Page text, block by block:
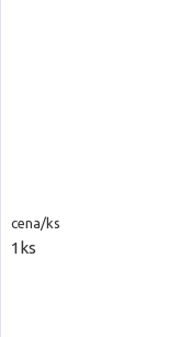
cena/ks
1ks